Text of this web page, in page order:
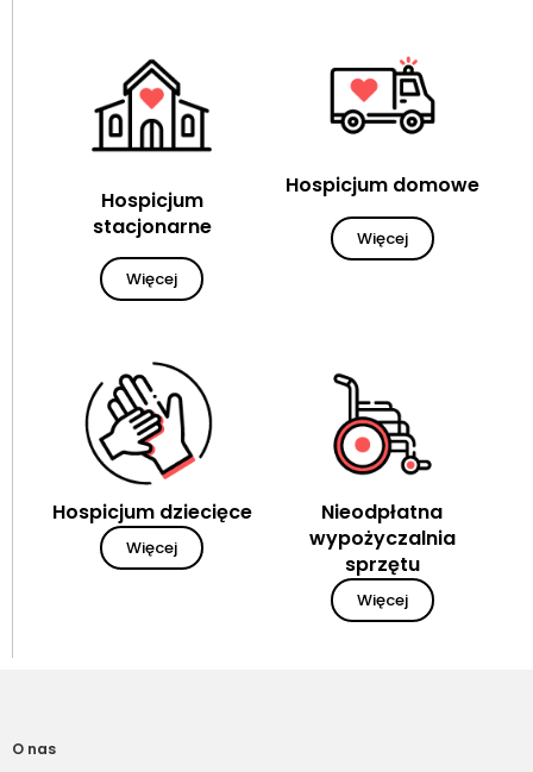
Hospicjum
stacjonarne
Więcej
Hospicjum domowe
Więcej
Hospicjum dziecięce
Więcej
Nieodpłatna
wypożyczalnia
sprzętu
Więcej
O nas